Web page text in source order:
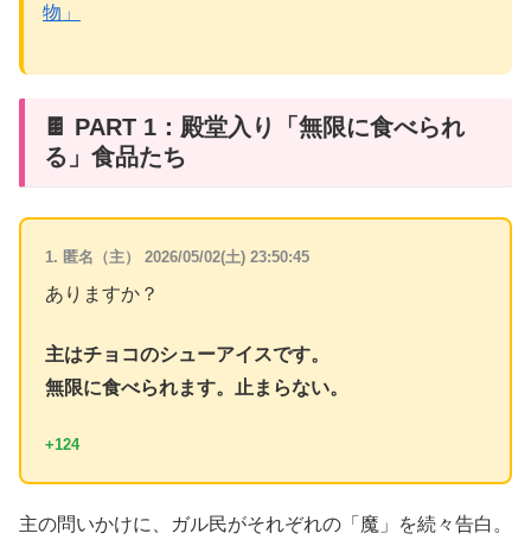
物」
🍫 PART 1：殿堂入り「無限に食べられ
る」食品たち
1. 匿名（主） 2026/05/02(土) 23:50:45
ありますか？
主はチョコのシューアイスです。
無限に食べられます。止まらない。
+124
主の問いかけに、ガル民がそれぞれの「魔」を続々告白。